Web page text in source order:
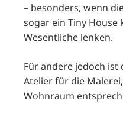
– besonders, wenn
sogar ein Tiny
Wesentliche lenken.
Für andere jedoch
Atelier für die
Wohnraum